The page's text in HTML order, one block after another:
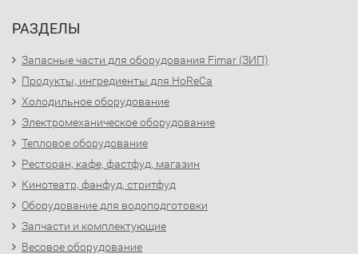
РАЗДЕЛЫ
Запасные части для оборудования Fimar (ЗИП)
Продукты, ингредиенты для HoReCa
Холодильное оборудование
Электромеханическое оборудование
Тепловое оборудование
Ресторан, кафе, фастфуд, магазин
Кинотеатр, фанфуд, стритфуд
Оборудование для водоподготовки
Запчасти и комплектующие
Весовое оборудование